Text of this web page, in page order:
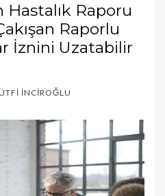
Hastalık Raporu
Raporlu
İznini Uzatabilir
İNCIROĞLU